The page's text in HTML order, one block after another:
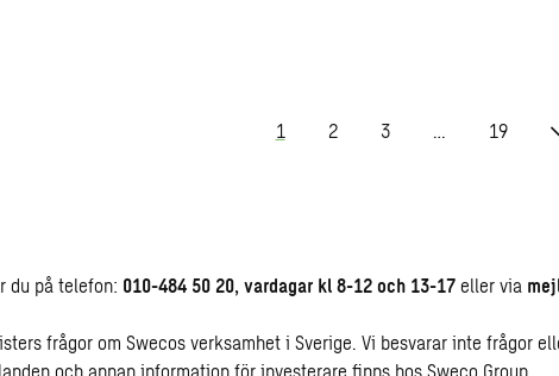
1 2 3 … 19
du på telefon: 010-484 50 20, vardagar kl 8-12 och 13-17 eller via
frågor om Swecos verksamhet i Sverige. Vi besvarar inte frågor
och annan information för investerare finns hos Sweco Group